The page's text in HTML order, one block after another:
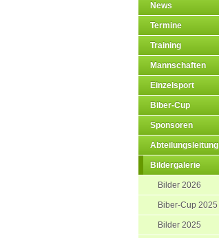
News
Termine
Training
Mannschaften
Einzelsport
Biber-Cup
Sponsoren
Abteilungsleitung
Bildergalerie
Bilder 2026
Biber-Cup 2025
Bilder 2025